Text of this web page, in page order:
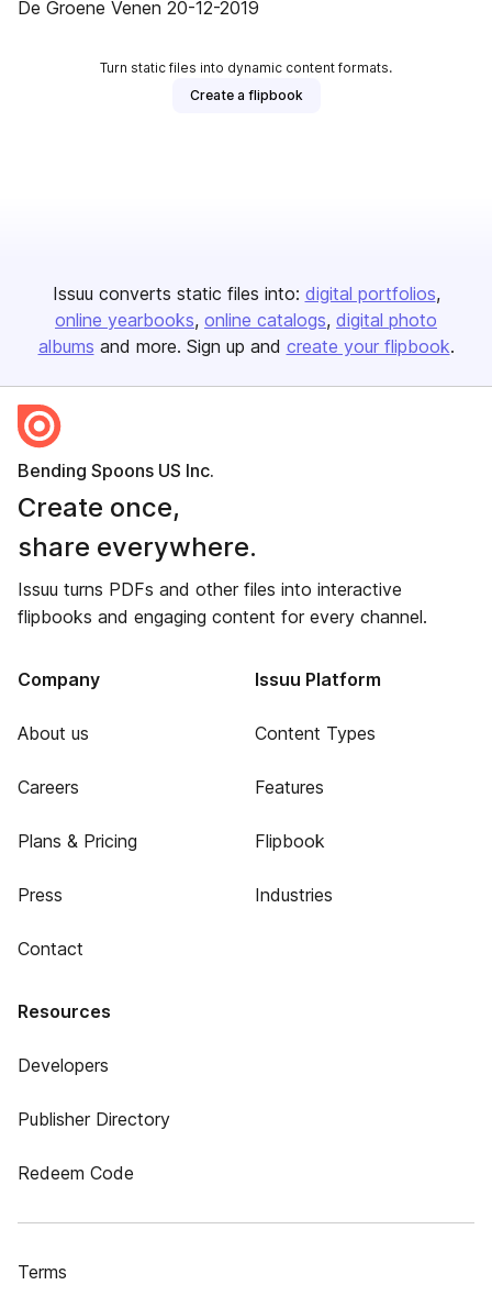
De Groene Venen 20-12-2019
Turn static files into dynamic content formats.
Create a flipbook
Issuu converts static files into: digital portfolios
online yearbooks online catalogs digital photo
albums and more. Sign up and create your flipbook.
Bending Spoons US Inc.
Create once,
share everywhere.
Issuu turns PDFs and other files into interactive
flipbooks and engaging content for every channel.
Company
About us
Careers
Plans & Pricing
Press
Contact
Issuu Platform
Content Types
Features
Flipbook
Industries
Resources
Developers
Publisher Directory
Redeem Code
Terms